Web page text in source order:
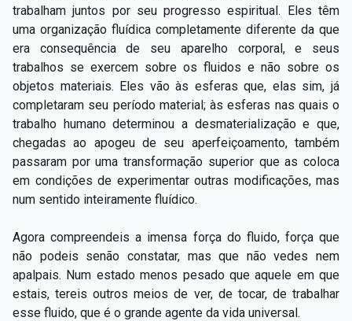
trabalham juntos por seu progresso espiritual. Eles têm
uma organização fluídica completamente diferente da que
era consequência de seu aparelho corporal, e seus
trabalhos se exercem sobre os fluidos e não sobre os
objetos materiais. Eles vão às esferas que, elas sim, já
completaram seu período material; às esferas nas quais o
trabalho humano determinou a desmaterialização e que,
chegadas ao apogeu de seu aperfeiçoamento, também
passaram por uma transformação superior que as coloca
em condições de experimentar outras modificações, mas
num sentido inteiramente fluídico.
Agora compreendeis a imensa força do fluido, força que
não podeis senão constatar, mas que não vedes nem
apalpais. Num estado menos pesado que aquele em que
estais, tereis outros meios de ver, de tocar, de trabalhar
esse fluido, que é o grande agente da vida universal.